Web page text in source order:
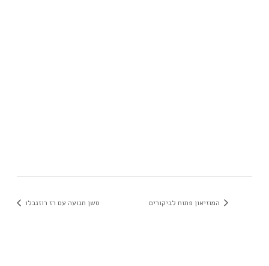
המוזיאון פתוח לביקורים סשן תנועה עם רז רוזנבלו